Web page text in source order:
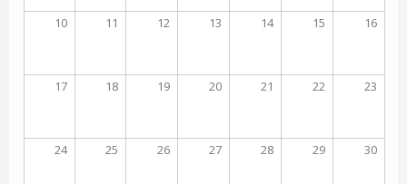
10 11 12 13 14 15 16
17 18 19 20 21 22 23
24 25 26 27 28 29 30